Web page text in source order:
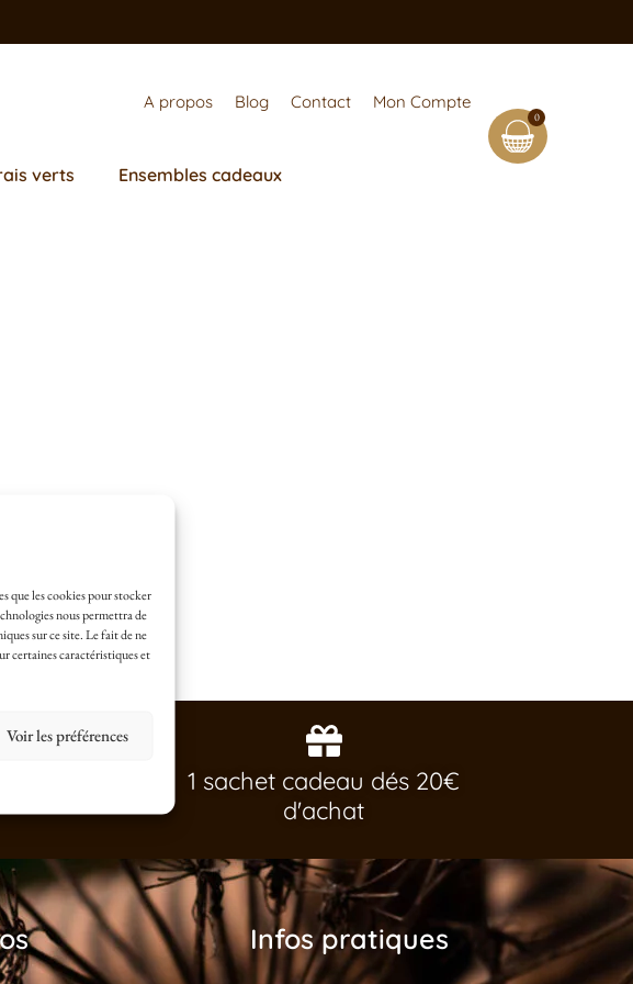
que les cookies pour stocker
nous permettra de
sur ce site. Le fait de ne
certaines caractéristiques et
Voir les préférences
A propos Blog Contact Mon Compte
verts Ensembles cadeaux
0
1 sachet cadeau dés 20€
d'achat
Infos pratiques